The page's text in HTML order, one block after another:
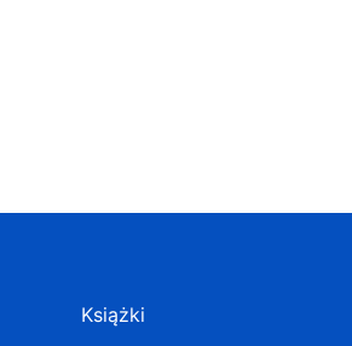
Książki